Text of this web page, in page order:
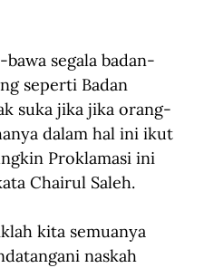
segala badan-
seperti Badan
suka jika jika orang-
dalam hal ini ikut
Proklamasi ini
Chairul Saleh.
kita semuanya
naskah